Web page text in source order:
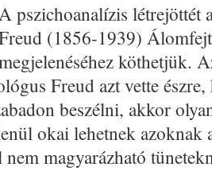
pszichoanalízis létrejöttét
(1856-1939)
köthetjük.
Freud azt vette
beszélni, akkor
okai lehetnek azoknak
magyarázható